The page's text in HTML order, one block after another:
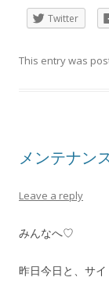
Twitter
This entry was
メンテナン
Leave a reply
みんなへ♡
昨日今日と、サ